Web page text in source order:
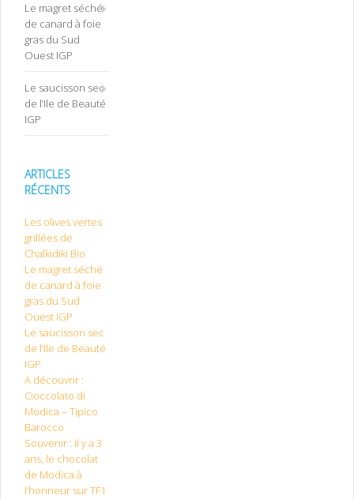
Le magret séché
de canard à foie
gras du Sud
Ouest IGP
Le saucisson sec
de l’Ile de Beauté
IGP
ARTICLES
RÉCENTS
Les olives vertes
grillées de
Chalkidiki Bio
Le magret séché
de canard à foie
gras du Sud
Ouest IGP
Le saucisson sec
de l’Ile de Beauté
IGP
A découvrir :
Cioccolato di
Modica – Tipico
Barocco
Souvenir : il y a 3
ans, le chocolat
de Modica à
l’honneur sur TF1